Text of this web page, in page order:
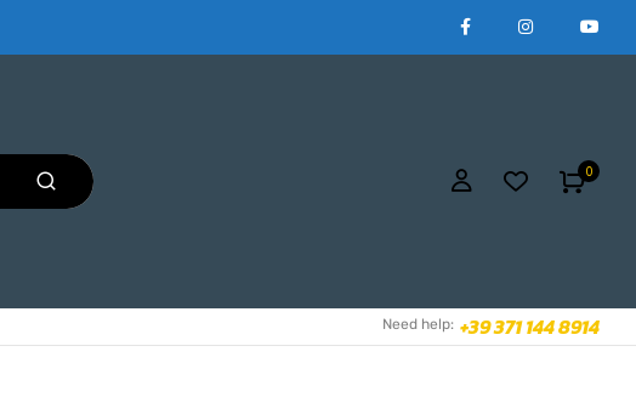
0
Need help: +39 371 144 8914